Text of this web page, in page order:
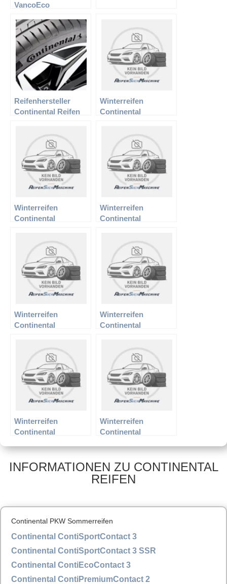
VancoEco
Reifenhersteller
Continental Reifen
Winterreifen
Continental
Winterreifen
Continental
Winterreifen
Continental
Winterreifen
Continental
Winterreifen
Continental
Winterreifen
Continental
810
Winterreifen
Continental
790
INFORMATIONEN ZU CONTINENTAL
REIFEN
Continental PKW Sommerreifen
Continental ContiSportContact 3
Continental ContiSportContact 3 SSR
Continental ContiEcoContact 3
Continental ContiPremiumContact 2